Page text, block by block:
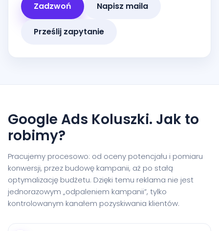
Zadzwoń Napisz maila
Prześlij zapytanie
Google Ads Koluszki. Jak to
robimy?
Pracujemy procesowo: od oceny potencjału i pomiaru
konwersji, przez budowę kampanii, aż po stałą
optymalizację budżetu. Dzięki temu reklama nie jest
jednorazowym „odpaleniem kampanii”, tylko
kontrolowanym kanałem pozyskiwania klientów.